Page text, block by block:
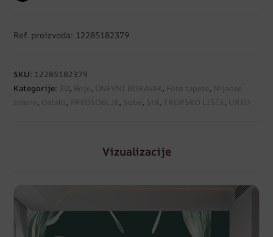
Ref. proizvoda: 12285182379
SKU: 12285182379
Kategorije: 3D , Boje, DNEVNI BORAVAK, Foto tapete,
Nijanse
zelene, Ostalo , PREDSOBLJE, Sobe, Stil, TROPSKO LIŠĆE, URED
Vizualizacije